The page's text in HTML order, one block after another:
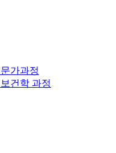
가과정
건학 과정